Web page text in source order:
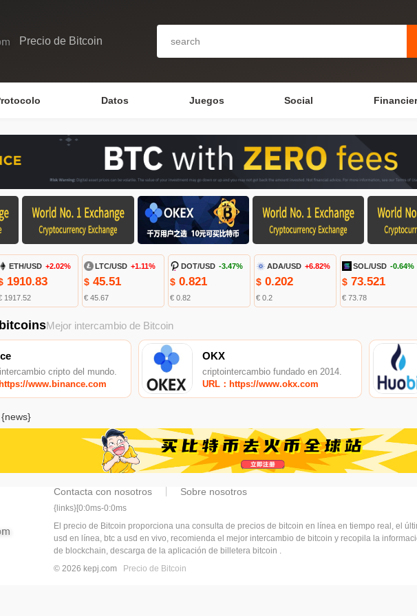
Precio de Bitcoin
Datos Juegos Social
ETH/USD +2.02%
1910.83
1917.52
LTC/USD +1.11%
$45.51
€ 45.67
DOT/USD -3.47%
$0.821
€ 0.82
ADA/USD +6.82%
$0.202
€ 0.2
SOL/USD -0.64%
$ 73.521
€ 73.78
Mejor intercambio de Bitcoin
cripto del mundo.
www.binance.com
OKX
criptointercambio fundado en 2014.
URL：https://www.okx.com
Contacta con nosotros Sobre nosotros
{links}[0:0ms-0:0ms
El precio de Bitcoin proporciona una consulta de precios de bitcoin en línea en tiempo real, el
usd en línea, btc a usd en vivo, recomienda el mejor intercambio de bitcoin y recopila la
de blockchain, descarga de la aplicación de billetera bitcoin .
© 2026 kepj.com
Precio de Bitcoin